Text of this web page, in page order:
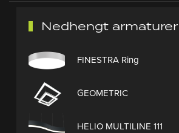
Nedhengt armaturer
FINESTRA Ring
GEOMETRIC
HELIO MULTILINE 111